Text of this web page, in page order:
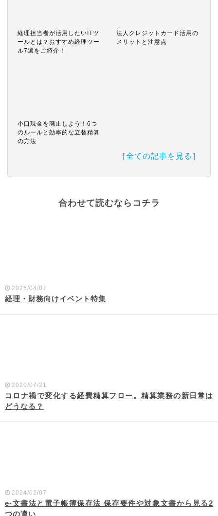
経理担当者が活用したいITツ
ールとは？おすすめ経理ツー
ル7選をご紹介！
法人クレジットカード活用の
メリットと注意点
小口現金を廃止しよう！6つ
のルールと効率的な立替精算
の方法
［全ての記事を見る］
合わせて読むならコチラ
2026/04/07
経理・財務向けイベント特集
2020/07/21
コロナ禍で変化する経費精算フロー。精算業務の新日常は
どうなる？
2024/02/07
e-文書法と電子帳簿保存法 保存要件や対象文書から見る2
つの違い